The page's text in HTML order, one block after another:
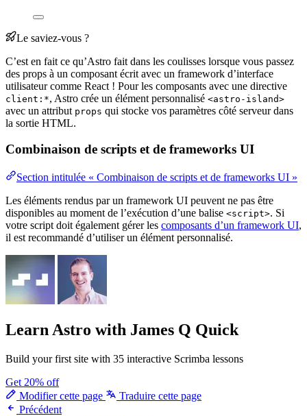
Le saviez-vous ?
C’est en fait ce qu’Astro fait dans les coulisses lorsque vous passez
des props à un composant écrit avec un framework d’interface
utilisateur comme React ! Pour les composants avec une directive
client:*, Astro crée un élément personnalisé <astro-island>
avec un attribut props qui stocke vos paramètres côté serveur dans
la sortie HTML.
Combinaison de scripts et de frameworks UI
Section intitulée « Combinaison de scripts et de frameworks UI »
Les éléments rendus par un framework UI peuvent ne pas être
disponibles au moment de l’exécution d’une balise <script>. Si
votre script doit également gérer les composants d’un framework UI,
il est recommandé d’utiliser un élément personnalisé.
Learn Astro with James Q Quick
Build your first site with 35 interactive Scrimba lessons
Get 20% off
Modifier cette page
Traduire cette page
Précédent